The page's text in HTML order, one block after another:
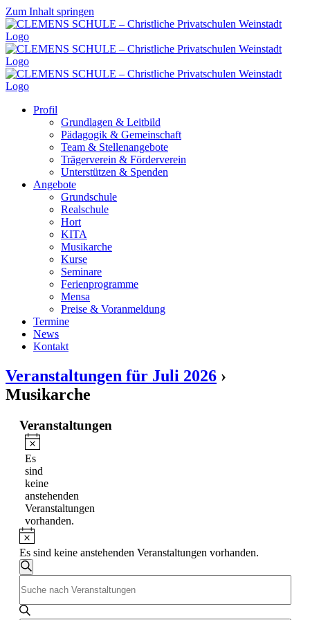
Zum Inhalt springen
Profil
Grundlagen & Leitbild
Pädagogik & Gemeinschaft
Team & Stellenangebote
Trägerverein & Förderverein
Unterstützen & Spenden
Angebote
Grundschule
Realschule
Hort
KITA
Musikarche
Kurse
Seminare
Ferienprogramme
Mensa
Preise & Voranmeldung
Termine
News
Kontakt
Veranstaltungen für Juli 2026 ›
Musikarche
Veranstaltungen
Hinweis
Es
sind
keine
anstehenden
Veranstaltungen
vorhanden.
Hinweis
Es sind keine anstehenden Veranstaltungen vorhanden.
Veranstaltungen
Suche
und
Suche
Schlüsselwort
eingeben.
Suche